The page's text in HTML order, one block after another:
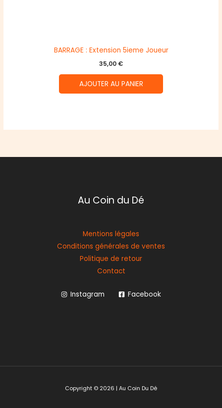
BARRAGE : Extension 5ieme Joueur
35,00 €
AJOUTER AU PANIER
Au Coin du Dé
Mentions légales
Conditions générales de ventes
Politique de retour
Contact
Instagram Facebook
Copyright © 2026 | Au Coin Du Dé